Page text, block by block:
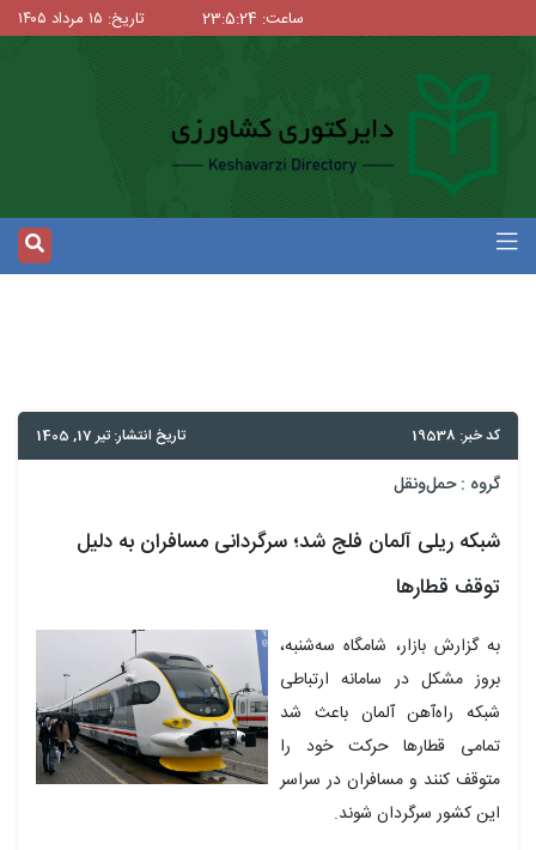
ساعت: 23:5:25 تاریخ: ۱۵ مرداد ۱۴۰۵
کد خبر: 19538 تاریخ انتشار: تیر 17, 1405
گروه :حمل‌و‌نقل
شبکه ریلی آلمان فلج شد؛ سرگردانی مسافران به دلیل
توقف قطارها
به گزارش بازار، شامگاه سه‌شنبه،
بروز مشکل در سامانه ارتباطی
شبکه راه‌آهن آلمان باعث شد
تمامی قطارها حرکت خود را
متوقف کنند و مسافران در سراسر
این کشور سرگردان شوند.